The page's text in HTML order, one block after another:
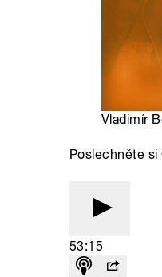
Vladimír
Poslechněte
53:15